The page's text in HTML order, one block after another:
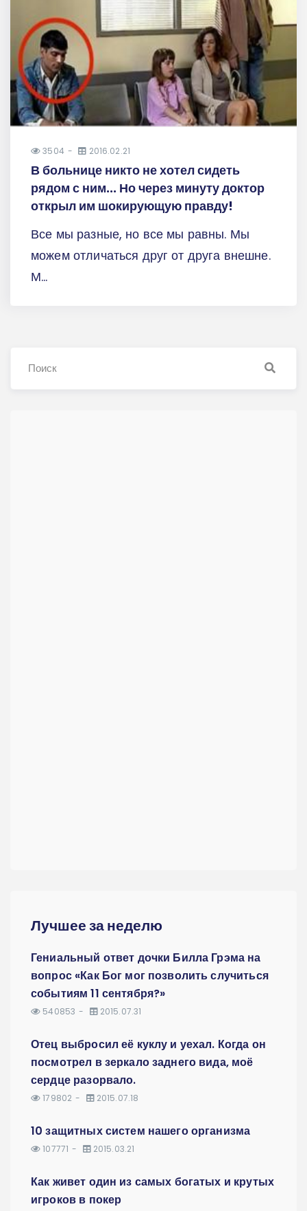
3504 2016.02.21
В больнице никто не хотел сидеть
рядом с ним... Но через минуту доктор
открыл им шокирующую правду!
Все мы разные, но все мы равны. Мы
можем отличаться друг от друга внешне.
М...
Лучшее за неделю
Гениальный ответ дочки Билла Грэма на
вопрос «Как Бог мог позволить случиться
событиям 11 сентября?»
540853 2015.07.31
Отец выбросил её куклу и уехал. Когда он
посмотрел в зеркало заднего вида, моё
сердце разорвало.
179802 2015.07.18
10 защитных систем нашего организма
107771 2015.03.21
Как живет один из самых богатых и крутых
игроков в покер